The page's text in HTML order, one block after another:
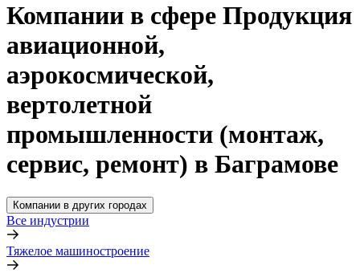
Компании в сфере Продукция
авиационной,
аэрокосмической,
вертолетной
промышленности (монтаж,
сервис, ремонт) в Баграмове
Компании в других городах
Все индустрии
Тяжелое машиностроение